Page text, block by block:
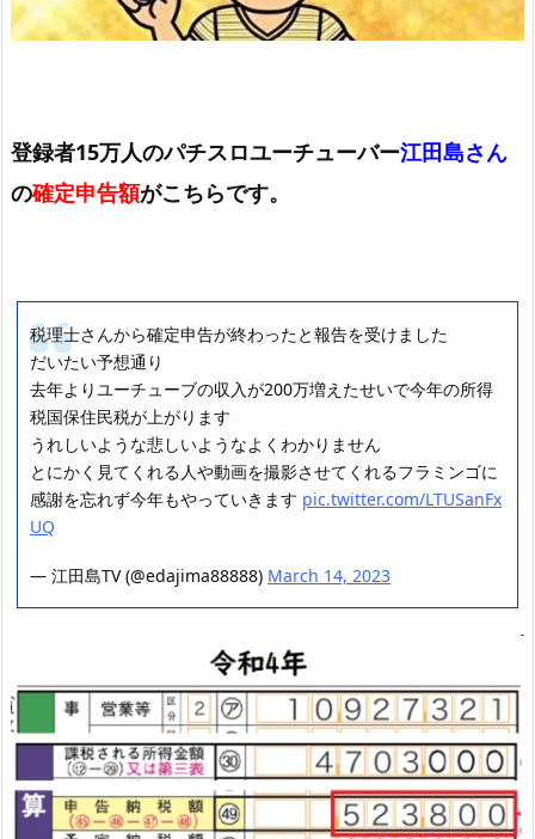
登録者15万人のパチスロユーチューバー江田島さん
の確定申告額がこちらです。
税理士さんから確定申告が終わったと報告を受けました
だいたい予想通り
去年よりユーチューブの収入が200万増えたせいで今年の所得
税国保住民税が上がります
うれしいような悲しいようなよくわかりません
とにかく見てくれる人や動画を撮影させてくれるフラミンゴに
感謝を忘れず今年もやっていきます pic.twitter.com/LTUSanFx
UQ
— 江田島TV (@edajima88888) March 14, 2023